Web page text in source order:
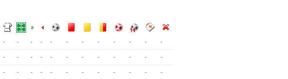
- - - - - - - - - - - -
- - - - - - - - - - - -
- - - - - - - - - - - -